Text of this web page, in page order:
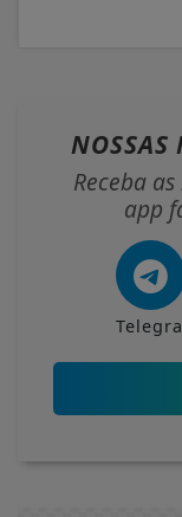
NOSSAS
Receba
app